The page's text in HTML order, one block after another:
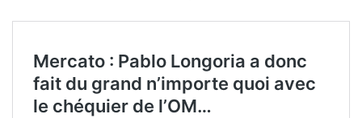
Mercato : Pablo Longoria a donc
fait du grand n’importe quoi avec
le chéquier de l’OM…